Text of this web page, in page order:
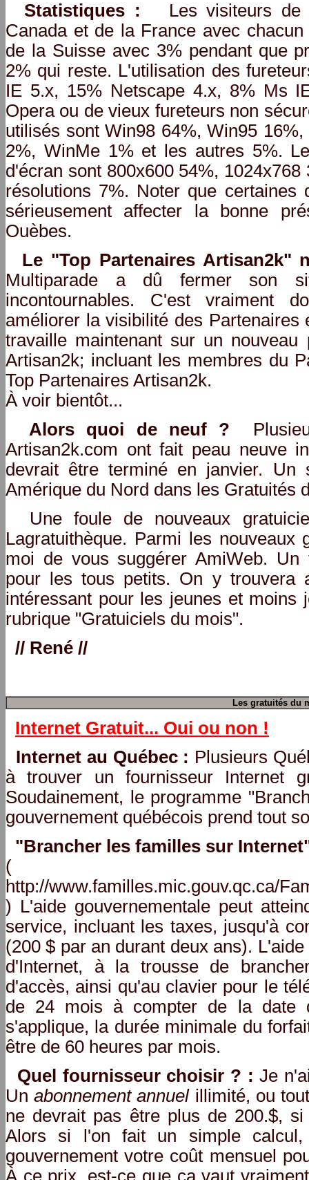
Statistiques :
Les visiteurs de
Canada et de la France avec
de la Suisse avec 3% pendant que
2% qui reste. L'utilisation des
IE 5.x, 15% Netscape 4.x, 8% Ms
Opera ou de vieux fureteurs non
utilisés sont Win98 64%, Win95
2%, WinMe 1% et les autres 5%.
d'écran sont 800x600 54%,
résolutions 7%. Noter que certaines
sérieusement affecter la bonne
Ouèbes.
Le "Top Partenaires Artisan2k"
Multiparade a dû fermer son
incontournables. C'est vraiment
améliorer la visibilité des
travaille maintenant sur un
Artisan2k; incluant les membres du
Top Partenaires Artisan2k.
À voir bientôt...
Alors quoi de neuf ?
Artisan2k.com ont fait peau neuve
devrait être terminé en janvier. Un
Amérique du Nord dans les Gratuités
Une foule de nouveaux
Lagratuithèque. Parmi les nouveaux
moi de vous suggérer AmiWeb. Un
pour les tous petits. On y trouvera
intéressant pour les jeunes et moins
rubrique "Gratuiciels du mois".
// René //
Les gratuités du
Internet Gratuit... Oui ou non !
Internet au Québec : Plusieurs
à trouver un fournisseur Internet
Soudainement, le programme
gouvernement québécois prend tout
"Brancher les familles sur
(
http://www.familles.mic.gouv.qc.ca/
) L'aide gouvernementale peut
service, incluant les taxes, jusqu'à
(200 $ par an durant deux ans).
d'Internet, à la trousse de
d'accès, ainsi qu'au clavier pour le
de 24 mois à compter de la date
s'applique, la durée minimale du
être de 60 heures par mois.
Quel fournisseur choisir ? : Je
Unabonnement annuelillimité, ou
ne devrait pas être plus de 200.$,
Alors si l'on fait un simple calcul,
gouvernement votre coût mensuel
À ce prix, est-ce que ça vaut